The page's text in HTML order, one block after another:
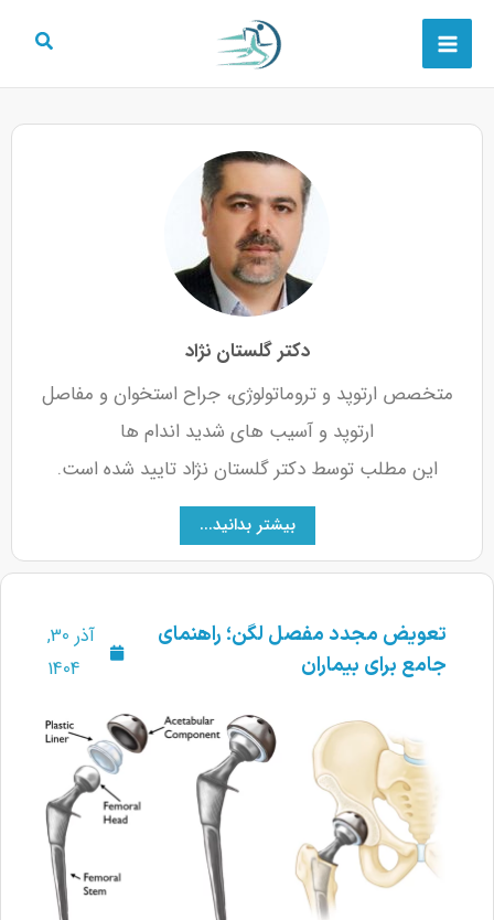
پرش
محتوا
Main
Menu
تعویض مجدد مفصل لگن؛ راهنمای
جامع برای بیماران
آذر 30,
1404
دکتر گلستان نژاد
متخصص ارتوپد و تروماتولوژی، جراح استخوان و مفاصل
ارتوپد و آسیب های شدید اندام ها
این مطلب توسط دکتر گلستان نژاد تایید شده است.
بیشتر بدانید...